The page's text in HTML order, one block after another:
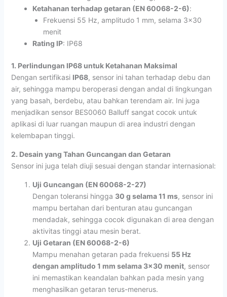
Ketahanan terhadap getaran (EN 60068-2-6):
Frekuensi 55 Hz, amplitudo 1 mm, selama 3×30
menit
Rating IP: IP68
1. Perlindungan IP68 untuk Ketahanan Maksimal
Dengan sertifikasi IP68, sensor ini tahan terhadap debu dan
air, sehingga mampu beroperasi dengan andal di lingkungan
yang basah, berdebu, atau bahkan terendam air. Ini juga
menjadikan sensor BES0060 Balluff sangat cocok untuk
aplikasi di luar ruangan maupun di area industri dengan
kelembapan tinggi.
2. Desain yang Tahan Guncangan dan Getaran
Sensor ini juga telah diuji sesuai dengan standar internasional:
Uji Guncangan (EN 60068-2-27)
Dengan toleransi hingga 30 g selama 11 ms, sensor ini
mampu bertahan dari benturan atau guncangan
mendadak, sehingga cocok digunakan di area dengan
aktivitas tinggi atau mesin berat.
Uji Getaran (EN 60068-2-6)
Mampu menahan getaran pada frekuensi 55 Hz
dengan amplitudo 1 mm selama 3×30 menit, sensor
ini memastikan keandalan bahkan pada mesin yang
menghasilkan getaran terus-menerus.